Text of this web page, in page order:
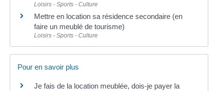
Loisirs - Sports - Culture
Mettre en location sa résidence secondaire (en
faire un meublé de tourisme)
Loisirs - Sports - Culture
Pour en savoir plus
Je fais de la location meublée, dois-je payer la